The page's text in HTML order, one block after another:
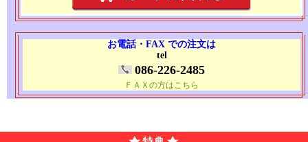
お電話・FAX での注文は
tel
086-226-2485
ＦＡＸの方はこちら